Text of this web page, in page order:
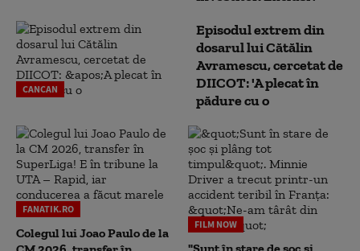
CANCAN
Episodul extrem din
dosarul lui Cătălin
Avramescu, cercetat de
DIICOT: 'A plecat în
pădure cu o
FANATIK.RO
Colegul lui Joao Paulo de la
FILM NOW
"Sunt în stare de șoc și